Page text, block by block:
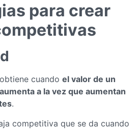
para crear
cuando el valor de un
a la vez que aumentan
.
competitiva que se da cuando